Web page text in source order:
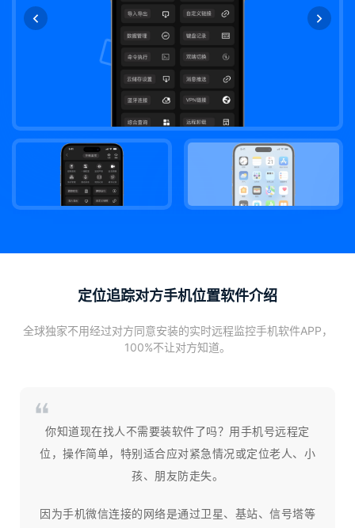
定位追踪对方手机位置软件介绍
全球独家不用经过对方同意安装的实时远程监控手机软件APP，
100%不让对方知道。
你知道现在找人不需要装软件了吗？用手机号远程定
位，操作简单，特别适合应对紧急情况或定位老人、小
孩、朋友防走失。
因为手机微信连接的网络是通过卫星、基站、信号塔等